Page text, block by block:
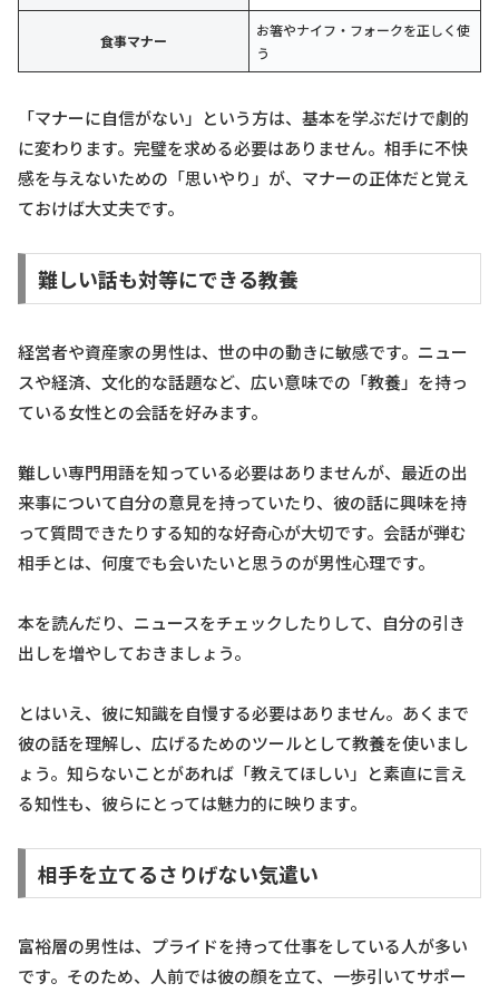
食事マナー
お箸やナイフ・フォークを正しく使
う
「マナーに自信がない」という方は、基本を学ぶだけで劇的
に変わります。完璧を求める必要はありません。相手に不快
感を与えないための「思いやり」が、マナーの正体だと覚え
ておけば大丈夫です。
難しい話も対等にできる教養
経営者や資産家の男性は、世の中の動きに敏感です。ニュー
スや経済、文化的な話題など、広い意味での「教養」を持っ
ている女性との会話を好みます。
難しい専門用語を知っている必要はありませんが、最近の出
来事について自分の意見を持っていたり、彼の話に興味を持
って質問できたりする知的な好奇心が大切です。会話が弾む
相手とは、何度でも会いたいと思うのが男性心理です。
本を読んだり、ニュースをチェックしたりして、自分の引き
出しを増やしておきましょう。
とはいえ、彼に知識を自慢する必要はありません。あくまで
彼の話を理解し、広げるためのツールとして教養を使いまし
ょう。知らないことがあれば「教えてほしい」と素直に言え
る知性も、彼らにとっては魅力的に映ります。
相手を立てるさりげない気遣い
富裕層の男性は、プライドを持って仕事をしている人が多い
です。そのため、人前では彼の顔を立て、一歩引いてサポー